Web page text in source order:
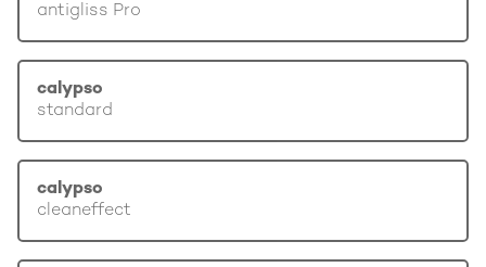
antigliss Pro
calypso
standard
calypso
cleaneffect